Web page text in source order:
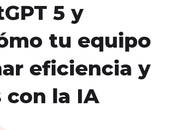
5 y
tu equipo
eficiencia y
con la IA